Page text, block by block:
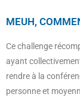
MEUH,
Ce challenge
ayant
rendre à la
personne et